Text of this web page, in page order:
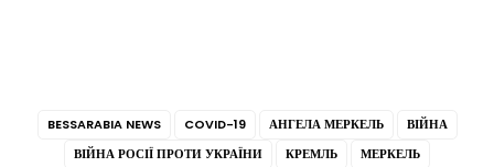
BESSARABIA NEWS COVID-19 АНГЕЛА МЕРКЕЛЬ
ВІЙНА
ВІЙНА РОСІЇ ПРОТИ УКРАЇНИ
КРЕМЛЬ
МЕРКЕЛЬ